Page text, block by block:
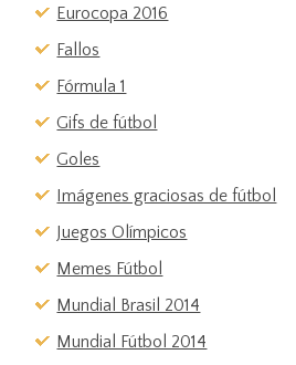
Eurocopa 2016
Fallos
Fórmula 1
Gifs de fútbol
Goles
Imágenes graciosas de fútbol
Juegos Olímpicos
Memes Fútbol
Mundial Brasil 2014
Mundial Fútbol 2014